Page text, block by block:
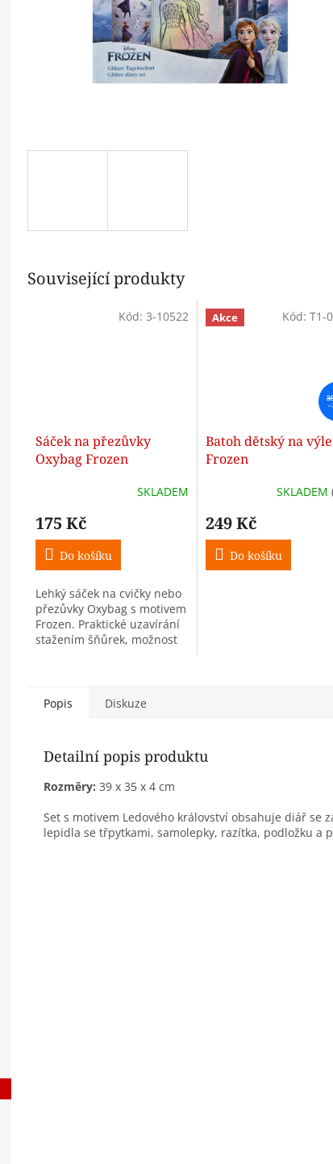
Související produkty
Sáček na přezůvky
Oxybag Frozen
SKLADEM
175 Kč
Do košíku
Lehký sáček na cvičky nebo
přezůvky Oxybag s motivem
Frozen. Praktické uzavírání
stažením šňůrek, možnost
Kód: 3-10522 Akce
Batoh dětský na
Frozen
SKLADEM
249 Kč
Do košíku
Kód: T1-
Popis Diskuze
Detailní popis produktu
Rozměry: 39 x 35 x 4 cm
Set s motivem Ledového království obsahuje diář se
lepidla se třpytkami, samolepky, razítka, podložku a